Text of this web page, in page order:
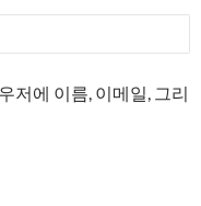
저에 이름, 이메일, 그리